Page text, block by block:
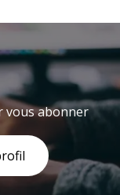
vous abonner